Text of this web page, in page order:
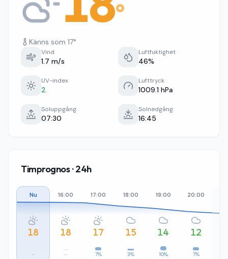
°
Känns som 17°
Vind
1.7 m/s
Luftfuktighet
46%
UV-index
2
Lufttryck
1009.1 hPa
Soluppgång
07:30
Solnedgång
16:45
Timprognos · 24h
Nu
18
–
16:00
18
–
17:00
17
7%
18:00
15
3%
19:00
14
10%
20:00
12
7%